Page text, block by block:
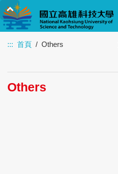
::: 首頁 Others
Others